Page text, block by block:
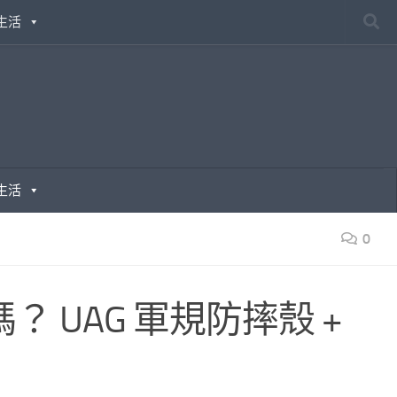
活
活
0
UAG 軍規防摔殼 +